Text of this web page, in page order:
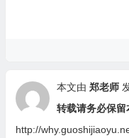
本文由 郑老师
转载请务必保留
http://